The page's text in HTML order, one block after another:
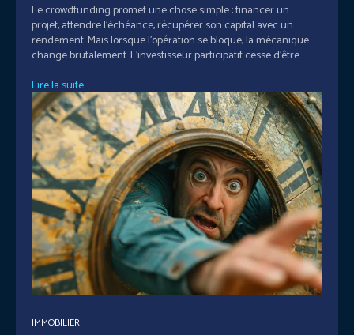
Le crowdfunding promet une chose simple : financer un
projet, attendre l’échéance, récupérer son capital avec un
rendement. Mais lorsque l’opération se bloque, la mécanique
change brutalement. L’investisseur participatif cesse d’être...
Lire la suite...
IMMOBILIER